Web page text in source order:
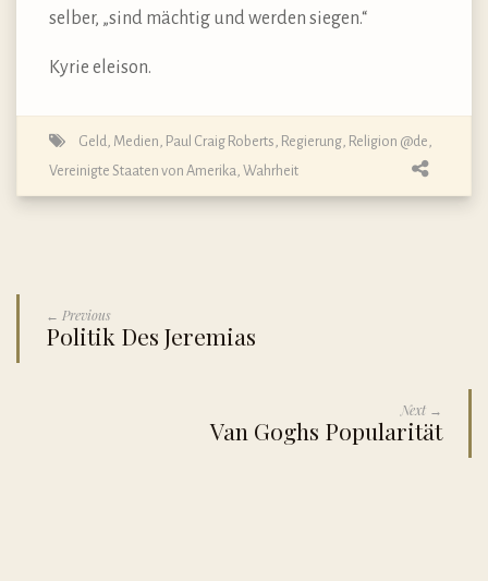
selber, „sind mächtig und werden siegen.“
Kyrie eleison.
Geld Medien Paul Craig Roberts Regierung Religion @de
Vereinigte Staaten von Amerika Wahrheit
← Previous
Politik Des Jeremias
Next →
Van Goghs Popularität